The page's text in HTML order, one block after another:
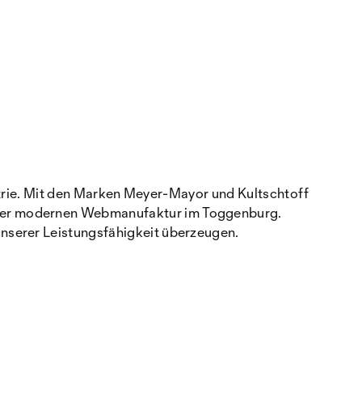
Mit den Marken Meyer-Mayor und Kultschtoff
modernen Webmanufaktur im Toggenburg.
Leistungsfähigkeit überzeugen.